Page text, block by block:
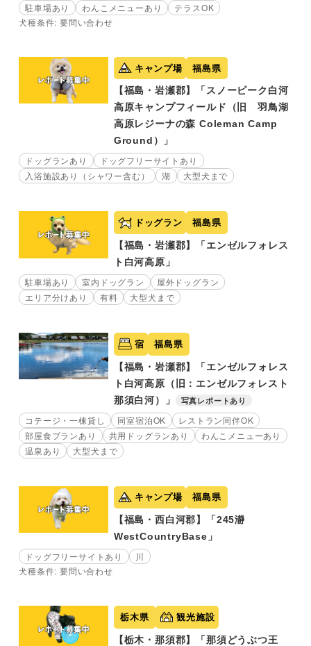
駐車場あり わんこメニューあり
テラスOK
犬種条件: 要問い合わせ
キャンプ場 福島県
【福島・岩瀬郡】「スノーピーク白河
高原キャンプフィールド（旧 羽鳥湖
高原レジーナの森 Coleman Camp
Ground）」
ドッグランあり
ドッグフリーサイトあり
入浴施設あり（シャワー含む）
湖 大型犬まで
ドッグラン 福島県
【福島・岩瀬郡】「エンゼルフォレス
ト白河高原」
駐車場あり 室内ドッグラン
屋外ドッグラン
エリア分けあり
有料 大型犬まで
宿 福島県
【福島・岩瀬郡】「エンゼルフォレス
ト白河高原（旧：エンゼルフォレスト
那須白河）」
写真レポートあり
コテージ・一棟貸し 同室宿泊OK
レストラン同伴OK
部屋食プランあり
共用ドッグランあり
わんこメニューあり
温泉あり
大型犬まで
キャンプ場 福島県
【福島・西白河郡】「245瀞
WestCountryBase」
ドッグフリーサイトあり
川
犬種条件: 要問い合わせ
栃木県 観光施設
【栃木・那須郡】「那須どうぶつ王